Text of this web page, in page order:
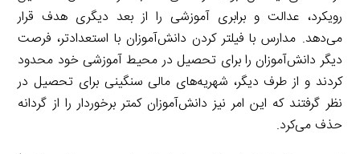
رویکرد، عدالت و برابری آموزشی را از بعد دیگری هدف قرار
می‌دهد. مدارس با فیلتر کردن دانش‌آموزان با استعدادتر، فرصت
دیگر دانش‌آموزان را برای تحصیل در محیط آموزشی خود محدود
کردند و از طرف دیگر، شهریه‌های مالی سنگینی برای تحصیل در
نظر گرفتند که این امر نیز دانش‌آموزان کمتر برخوردار را از گردانه
حذف می‌کرد.